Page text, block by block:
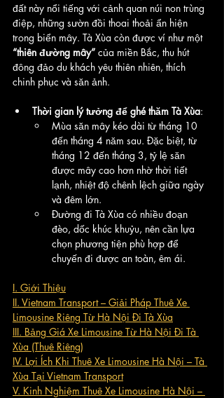
đất này nổi tiếng với cảnh quan núi non trùng
điệp, những sườn đồi thoai thoải ẩn hiện
trong biển mây. Tà Xùa còn được ví như một
“thiên đường mây” của miền Bắc, thu hút
đông đảo du khách yêu thiên nhiên, thích
chinh phục và săn ảnh.
Thời gian lý tưởng để ghé thăm Tà Xùa:
Mùa săn mây kéo dài từ tháng 10
đến tháng 4 năm sau. Đặc biệt, từ
tháng 12 đến tháng 3, tỷ lệ săn
được mây cao hơn nhờ thời tiết
lạnh, nhiệt độ chênh lệch giữa ngày
và đêm lớn.
Đường đi Tà Xùa có nhiều đoạn
đèo, dốc khúc khuỷu, nên cần lựa
chọn phương tiện phù hợp để
chuyến đi được an toàn, êm ái.
I. Giới Thiệu
II. Vietnam Transport – Giải Pháp Thuê Xe
Limousine Riêng Từ Hà Nội Đi Tà Xùa
III. Bảng Giá Xe Limousine Từ Hà Nội Đi Tà
Xùa (Thuê Riêng)
IV. Lợi Ích Khi Thuê Xe Limousine Hà Nội – Tà
Xùa Tại Vietnam Transport
V. Kinh Nghiệm Thuê Xe Limousine Hà Nội –